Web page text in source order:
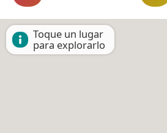
Toque un lugar
para explorarlo